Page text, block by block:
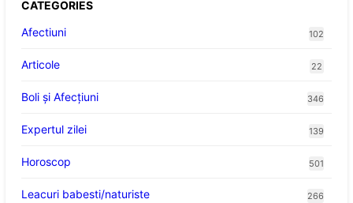
CATEGORIES
Afectiuni
102
Articole 22
Boli și Afecțiuni 346
Expertul zilei 139
Horoscop 501
Leacuri babesti/naturiste 266